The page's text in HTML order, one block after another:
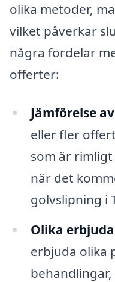
olika metoder,
vilket påverkar
några fördelar
offerter:
Jämförelse
eller fler
som är
när det
golvslipning i
Olika
erbjuda olika